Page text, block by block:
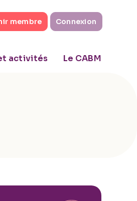
membre Connexion
activités Le CABM